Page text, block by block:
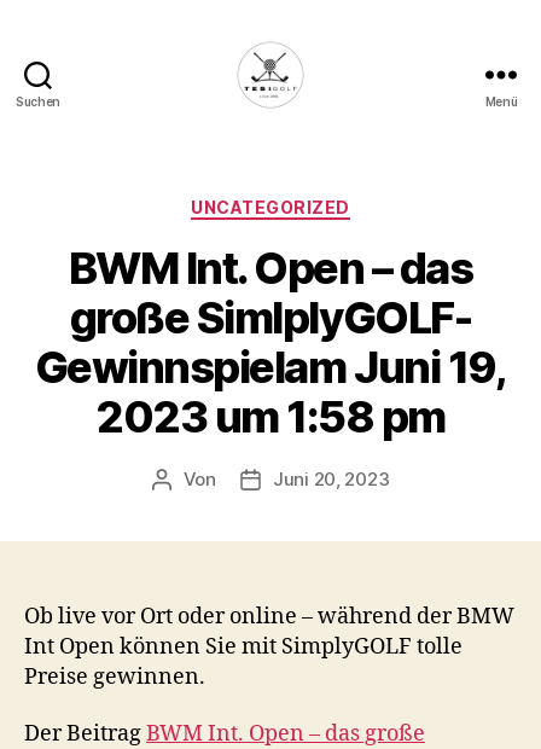
Suchen
Deine
Plattform
für
Golfbegeisterte!
Menü
Kategorien
UNCATEGORIZED
BWM Int. Open – das
große SimlplyGOLF-
Gewinnspielam Juni 19,
2023 um 1:58 pm
Beitragsautor
Von Veröffentlichungsdatum
Juni 20, 2023
Ob live vor Ort oder online – während der BMW
Int Open können Sie mit SimplyGOLF tolle
Preise gewinnen.
Der BeitragBWM Int. Open – das große